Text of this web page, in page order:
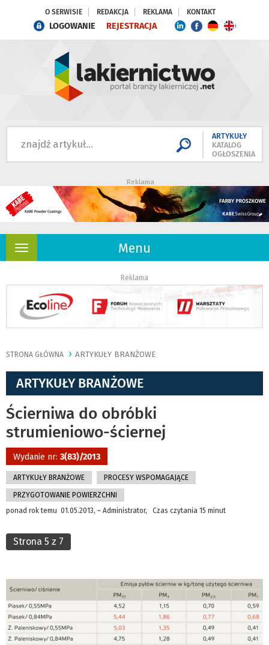
O SERWISIE REDAKCJA REKLAMA KONTAKT
LOGOWANIE REJESTRACJA
ARTYKUŁY
KATALOG
OGŁOSZENIA
Reklama
Menu
Rozwiń
Reklama
STRONA GŁÓWNA ARTYKUŁY BRANŻOWE
ARTYKUŁY BRANŻOWE
Ścierniwa do obróbki
strumieniowo-ściernej
Wydanie nr: 3(83)/2013
ARTYKUŁY BRANŻOWE PROCESY WSPOMAGAJĄCE
PRZYGOTOWANIE POWIERZCHNI
ponad rok temu 01.05.2013, ~ Administrator, Czas czytania 15 minut
Strona 5 z 7